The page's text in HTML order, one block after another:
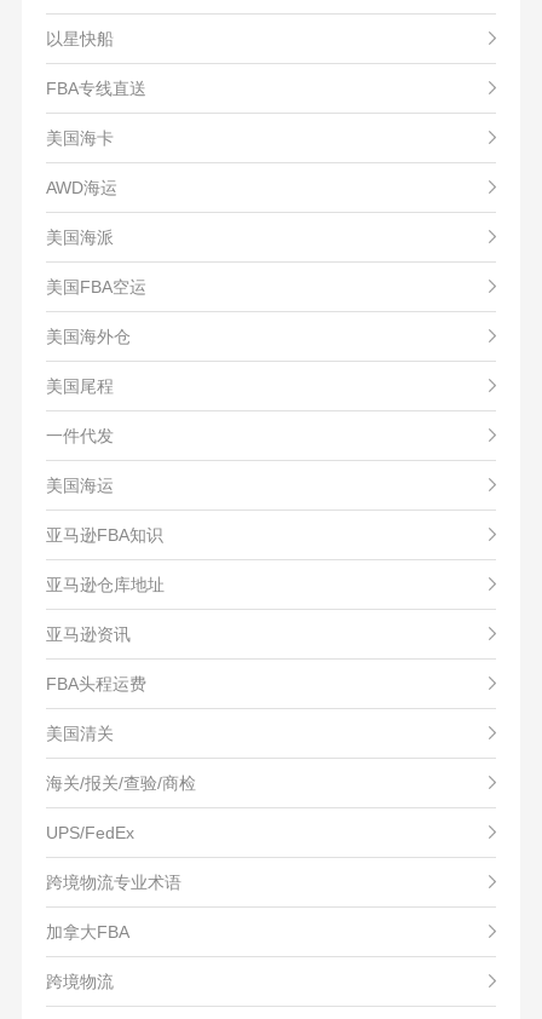
以星快船
FBA专线直送
美国海卡
AWD海运
美国海派
美国FBA空运
美国海外仓
美国尾程
一件代发
美国海运
亚马逊FBA知识
亚马逊仓库地址
亚马逊资讯
FBA头程运费
美国清关
海关/报关/查验/商检
UPS/FedEx
跨境物流专业术语
加拿大FBA
跨境物流